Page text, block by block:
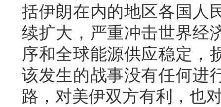
括伊朗在内的地区各国人
续扩大，严重冲击世界经
序和全球能源供应稳定，
该发生的战事没有任何进
路，对美伊双方有利，也